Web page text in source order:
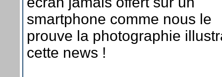
smartphone comme nous le
prouve la photographie
cette news !